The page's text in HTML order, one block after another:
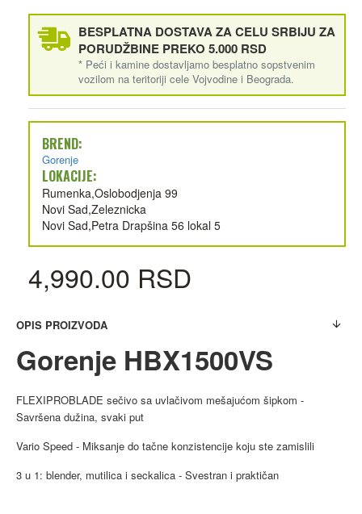
BESPLATNA DOSTAVA ZA CELU SRBIJU ZA
PORUDŽBINE PREKO 5.000 RSD
* Peći i kamine dostavljamo besplatno sopstvenim
vozilom na teritoriji cele Vojvodine i Beograda.
BREND:
Gorenje
LOKACIJE:
Rumenka,Oslobodjenja 99
Novi Sad,Zeleznicka
Novi Sad,Petra Drapšina 56 lokal 5
4,990.00 RSD
OPIS PROIZVODA
Gorenje HBX1500VS
FLEXIPROBLADE sečivo sa uvlačivom mešajućom šipkom -
Savršena dužina, svaki put
Vario Speed - Miksanje do tačne konzistencije koju ste zamislili
3 u 1: blender, mutilica i seckalica - Svestran i praktičan